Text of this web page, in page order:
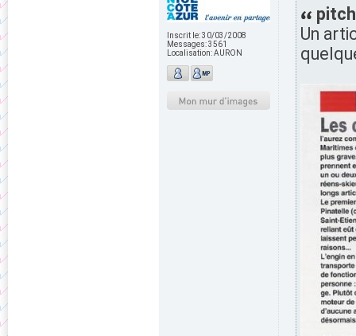
Inscrit le:30/03/2008
Messages:3561
Localisation:AURON
Un